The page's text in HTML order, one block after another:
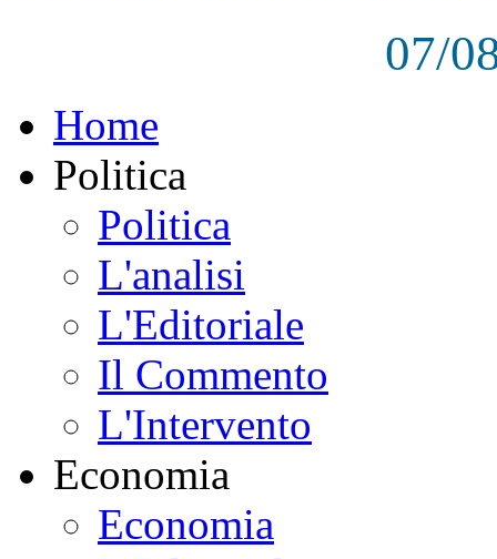
07/
Home
Politica
Politica
L'analisi
L'Editoriale
Il Commento
L'Intervento
Economia
Economia